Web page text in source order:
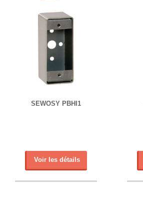
SEWOSY PBHI1
Voir les détails